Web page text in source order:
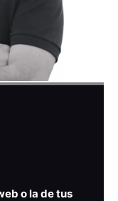
o la de tus